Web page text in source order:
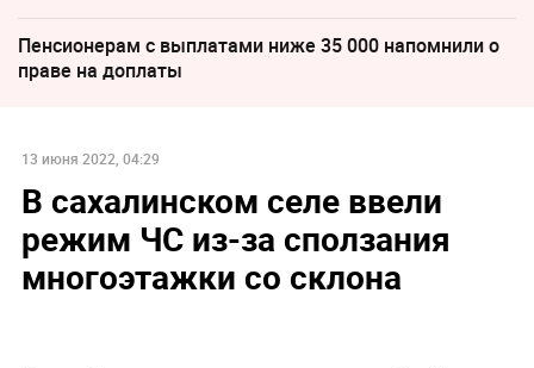
Пенсионерам с выплатами ниже 35 000 напомнили о
праве на доплаты
13 июня 2022, 04:29
В сахалинском селе ввели
режим ЧС из-за сползания
многоэтажки со склона